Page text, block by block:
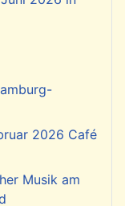
2026 Café
Musik am